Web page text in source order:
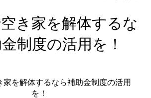
き家を解体するな
制度の活用を！